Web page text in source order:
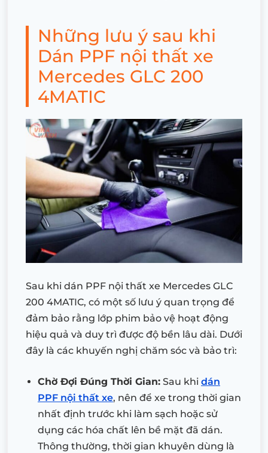
Những lưu ý sau khi
Dán PPF nội thất xe
Mercedes GLC 200
4MATIC
Sau khi dán PPF nội thất xe Mercedes GLC
200 4MATIC, có một số lưu ý quan trọng để
đảm bảo rằng lớp phim bảo vệ hoạt động
hiệu quả và duy trì được độ bền lâu dài. Dưới
đây là các khuyến nghị chăm sóc và bảo trì:
Chờ Đợi Đúng Thời Gian: Sau khi dán
PPF nội thất xe, nên để xe trong thời gian
nhất định trước khi làm sạch hoặc sử
dụng các hóa chất lên bề mặt đã dán.
Thông thường, thời gian khuyên dùng là